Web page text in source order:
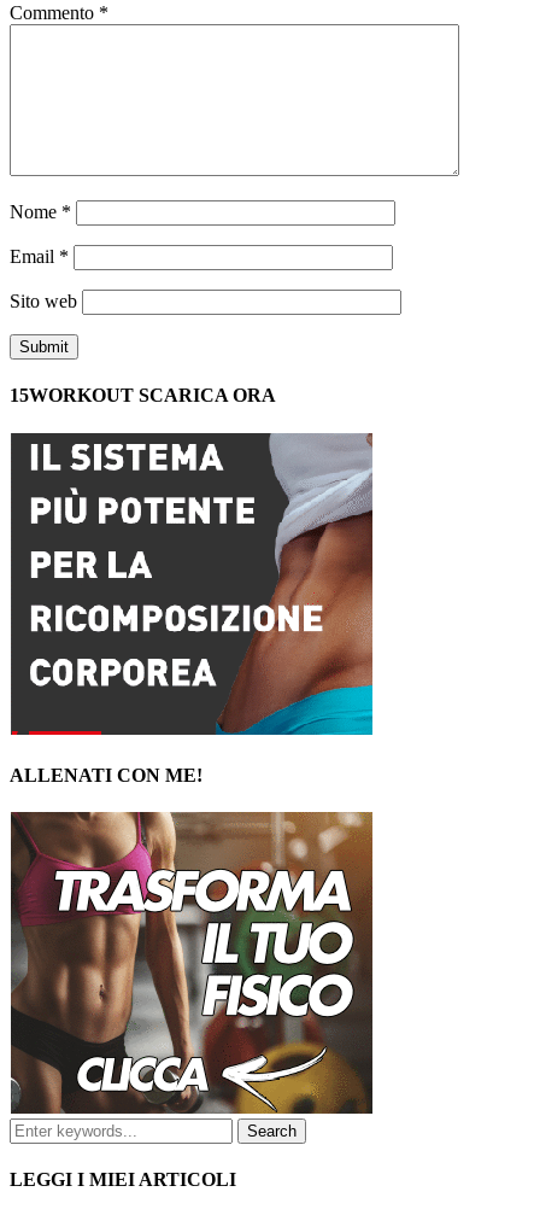
Commento *
Nome *
Email *
Sito web
15WORKOUT SCARICA ORA
ALLENATI CON ME!
LEGGI I MIEI ARTICOLI